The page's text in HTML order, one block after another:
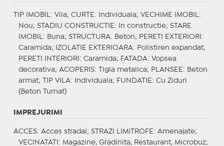
TIP IMOBIL : Vila; CURTE : Individuala; VECHIME IMOBIL :
Nou; STADIU CONSTRUCTIE : In constructie; STARE
IMOBIL : Buna; STRUCTURA: Beton; PERETI EXTERIORI :
Caramida;
IZOLATIE EXTERIOARA: Polistiren expandat;
PERETI INTERIORI : Caramida; FATADA: Vopsea
decorativa; ACOPERIS: Tigla metalica; PLANSEE : Beton
armat;
TIP VILA: Individuala; FUNDATIE : Cu Ziduri
(Beton Turnat)
IMPREJURIMI
ACCES: Acces stradal; STRAZI LIMITROFE : Amenajate;
VECINATATI : Magazine, Gradinita, Restaurant, Microbuz;